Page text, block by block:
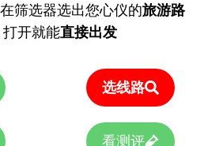
筛选器选出您心仪的旅游路
打开就能直接出发
选线路
看测评